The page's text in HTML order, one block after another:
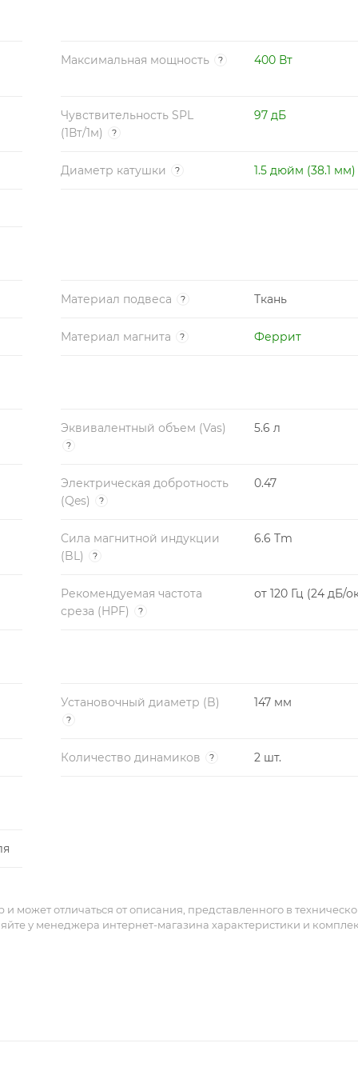
Максимальная мощность ? 400 Вт
Чувствительность SPL
(1Вт/1м)
?
97 дБ
Диаметр катушки ? 1.5 дюйм (38.1 мм)
Материал подвеса ? Ткань
Материал магнита ? Феррит
Эквивалентный объем (Vas)
?
5.6 л
Электрическая добротность
(Qes)
?
0.47
Сила магнитной индукции
(BL)
?
6.6 Tm
Рекомендуемая частота
среза (HPF)
?
от 120 Гц (24 дБ/
Установочный диаметр (B)
?
147 мм
Количество динамиков ? 2 шт.
отличаться от описания, представленного в
у менеджера интернет-магазина характеристики и